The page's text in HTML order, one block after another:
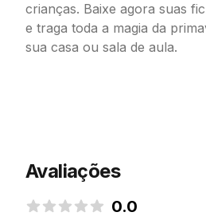
crianças. Baixe agora suas
e traga toda a magia da
sua casa ou sala de aula.
Avaliações
0.0